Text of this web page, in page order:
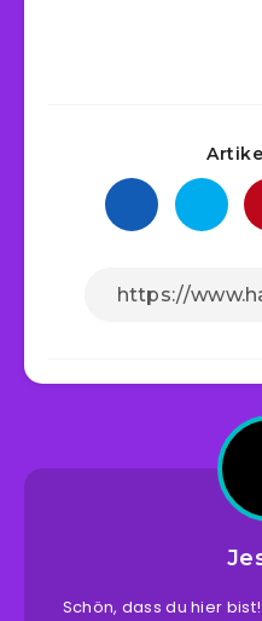
Schön, dass du hier